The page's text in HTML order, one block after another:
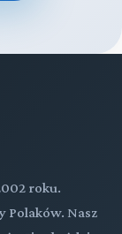
roku.
Polaków. Nasz